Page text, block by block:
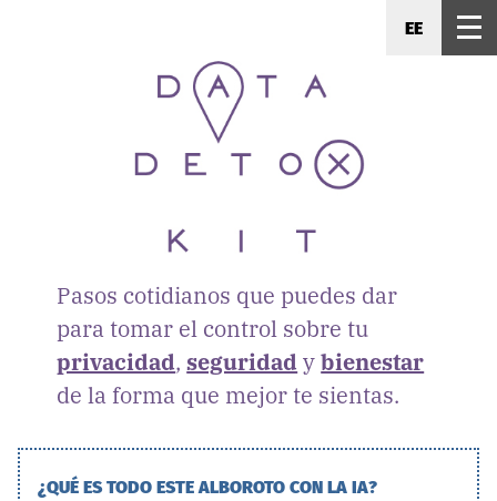
EE
Pasos cotidianos que puedes dar
para tomar el control sobre tu
privacidad,seguridad ybienestar
de la forma que mejor te sientas.
¿QUÉ ES TODO ESTE ALBOROTO CON LA IA?